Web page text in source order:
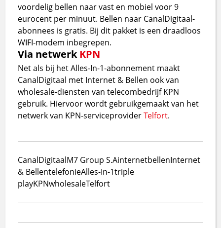
voordelig bellen naar vast en mobiel voor 9
eurocent per minuut. Bellen naar CanalDigitaal-
abonnees is gratis. Bij dit pakket is een draadloos
WIFI-modem inbegrepen.
Via netwerkKPN
Net als bij het Alles-In-1-abonnement maakt
CanalDigitaal met Internet & Bellen ook van
wholesale-diensten van telecombedrijf KPN
gebruik. Hiervoor wordt gebruikgemaakt van het
netwerk van KPN-serviceproviderTelfort.
CanalDigitaalM7 Group S.AinternetbellenInternet
& BellentelefonieAlles-In-1triple
playKPNwholesaleTelfort